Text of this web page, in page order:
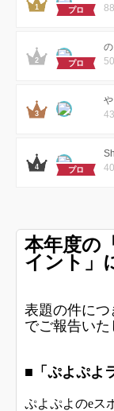
プロ
プロ
プロ
本年度の
イント」
表題の件に
でご報告いた
■「ぷよぷよ
ぷよぷよのeス